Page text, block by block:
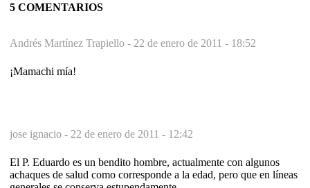
5 COMENTARIOS
Andrés Martínez Trapiello - 22 de enero de 2011 - 18:52
¡Mamachi mía!
jose ignacio - 22 de enero de 2011 - 12:42
El P. Eduardo es un bendito hombre, actualmente con algunos
achaques de salud como corresponde a la edad, pero que en líneas